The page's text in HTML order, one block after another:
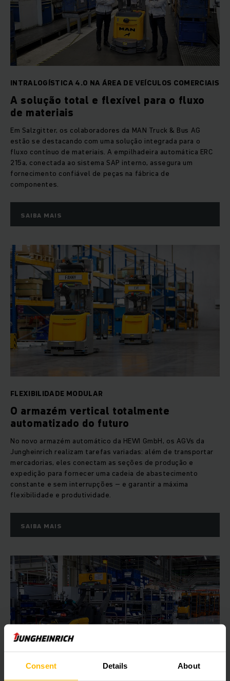
Consent Details About
INTRALOGÍSTICA 4.0 NA ÁREA DE VEÍCULOS COMERCIAIS
A solução total e flexível para o fluxo
de materiais
Em Salzgitter, os colaboradores da MAN Truck & Bus AG
estão se destacando com uma solução integrada para o
fluxo contínuo de materiais. A empilhadeira automática ERC
215a, conectada ao sistema SAP interno, assegura um
fornecimento confiável de peças na fábrica de
componentes.
SAIBA MAIS
FLEXIBILIDADE MODULAR
O armazém vertical totalmente
automatizado do futuro
No novo armazém automático da HEWI GmbH, os AGVs da
Jungheinrich realizam tarefas variadas: além de transportar
mercadorias, eles conectam as seções de produção e
expedição para fornecer uma cadeia de abastecimento
constante e sem interrupções – e garantir a máxima
flexibilidade e produtividade.
SAIBA MAIS